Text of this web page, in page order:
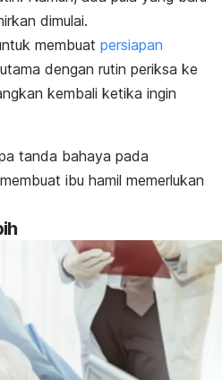
dimulai.
membuat persiapan
dengan rutin periksa ke
kembali ketika ingin
tanda bahaya pada
ibu hamil memerlukan